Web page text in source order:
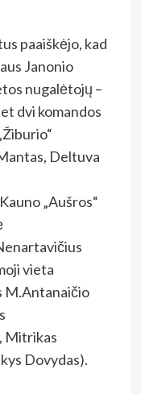
paaiškėjo, kad
Janonio
nugalėtojų –
dvi komandos
Deltuva
„Aušros“
vieta
M.Antanaičio
Mitrikas
Dovydas).